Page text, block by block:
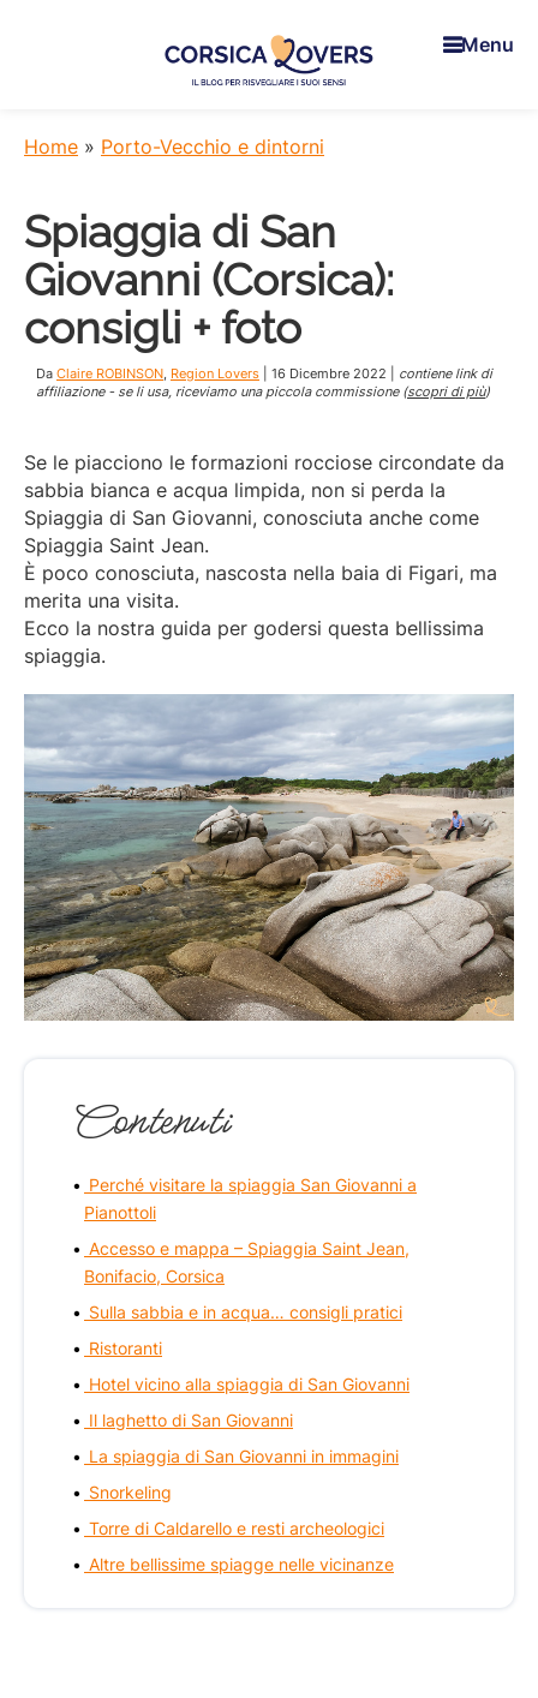
Lovers
risvegliare
sensi
in
Corsica
Il
blog
di
Manu
Menu
Home » Porto-Vecchio e dintorni
Spiaggia di San
Giovanni (Corsica):
consigli + foto
Da Claire ROBINSON Region Lovers 16 Dicembre 2022
contiene link di
affiliazione - se li usa, riceviamo una piccola commissione (scopri di più)
Se le piacciono le formazioni rocciose circondate da
sabbia bianca e acqua limpida, non si perda la
Spiaggia di San Giovanni, conosciuta anche come
Spiaggia Saint Jean.
È poco conosciuta, nascosta nella baia di Figari, ma
merita una visita.
Ecco la nostra guida per godersi questa bellissima
spiaggia.
Contenuti
Perché visitare la spiaggia San Giovanni a
Pianottoli
Accesso e mappa – Spiaggia Saint Jean,
Bonifacio, Corsica
Sulla sabbia e in acqua… consigli pratici
Ristoranti
Hotel vicino alla spiaggia di San Giovanni
Il laghetto di San Giovanni
La spiaggia di San Giovanni in immagini
Snorkeling
Torre di Caldarello e resti archeologici
Altre bellissime spiagge nelle vicinanze